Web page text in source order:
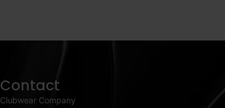
Contact
Clubwear Company